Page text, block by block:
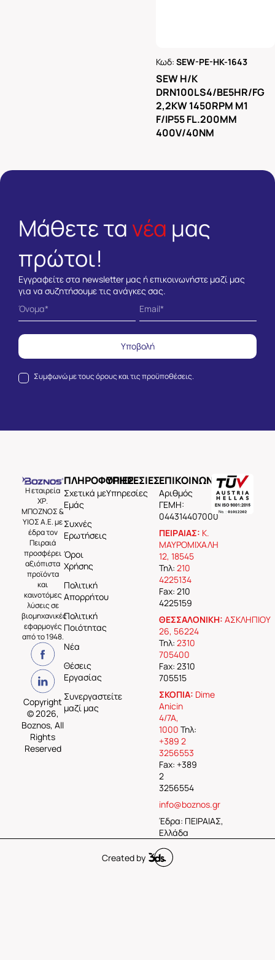
Κωδ:SEW-PE-HK-1643
SEW H/K
DRN100LS4/BE5HR/FG
2,2KW 1450RPM M1
F/IP55 FL.200MM
400V/40NM
Μάθετε τα νέα μας
πρώτοι!
Εγγραφείτε στα newsletter μας ή επικοινωνήστε μαζί μας
για να συζητήσουμε τις ανάγκες σας.
Συμφωνώ με τουςόρους και τις προϋποθέσεις.
Υποβολή
Η εταιρεία
ΧΡ.
ΜΠΟΖΝΟΣ &
ΥΙΟΣ Α.Ε. με
έδρα τον
Πειραιά
προσφέρει
αξιόπιστα
προϊόντα
και
καινοτόμες
λύσεις σε
βιομηχανικές
εφαρμογές
από το 1948.
Copyright
© 2026,
Boznos, All
Rights
Reserved
ΠΛΗΡΟΦΟΡΙΕΣ
Σχετικά με
Εμάς
Συχνές
Ερωτήσεις
Όροι
Χρήσης
Πολιτική
Απορρήτου
Πολιτική
Ποιότητας
Νέα
Θέσεις
Εργασίας
Συνεργαστείτε
μαζί μας
ΥΠΗΡΕΣΙΕΣ
Υπηρεσίες
ΕΠΙΚΟΙΝΩΝΙΑ
Aριθμός
ΓΕΜΗ:
044314407000
ΠΕΙΡΑΙΑΣ: Κ.
ΜΑΥΡΟΜΙΧΑΛΗ
12, 18545
Τηλ: 210
4225134
Fax: 210
4225159
ΘΕΣΣΑΛΟΝΙΚΗ: ΑΣΚΛΗΠΙΟΥ
26, 56224
Τηλ: 2310
705400
Fax: 2310
705515
ΣΚΟΠΙΑ: Dime
Anicin
4/7A,
1000 Τηλ:
+389 2
3256553
Fax: +389
2
3256554
info@boznos.gr
Έδρα: ΠΕΙΡΑΙΑΣ,
Ελλάδα
Created by